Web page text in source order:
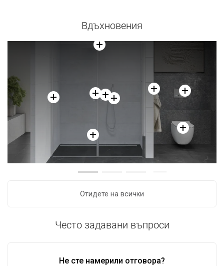
Вдъхновения
Отидете на всички
Често задавани въпроси
Не сте намерили отговора?